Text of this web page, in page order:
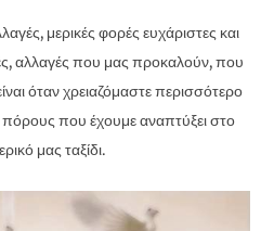
μερικές φορές ευχάριστες και
αλλαγές που μας προκαλούν, που
όταν χρειαζόμαστε περισσότερο
που έχουμε αναπτύξει στο
μας ταξίδι.